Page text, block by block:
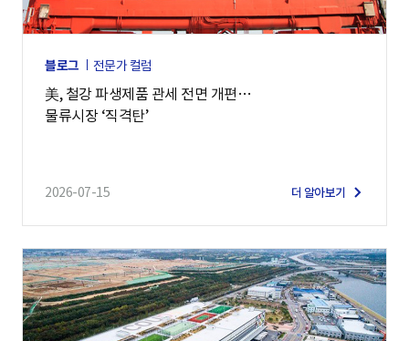
블로그 전문가 컬럼
美, 철강 파생제품 관세 전면 개편…
물류시장 ‘직격탄’
2026-07-15 더 알아보기